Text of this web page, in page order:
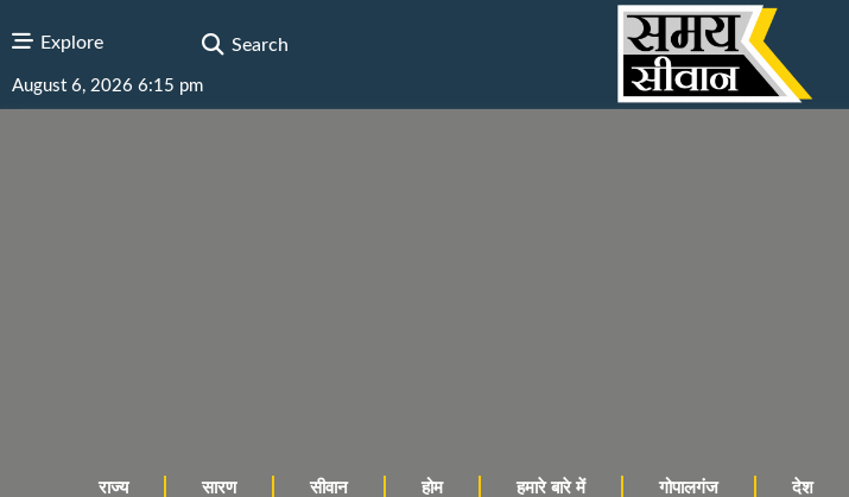
Explore Search
August 6, 2026 6:15 pm
राज्य सारण सीवान होम हमारे बारे में गोपालगंज देश